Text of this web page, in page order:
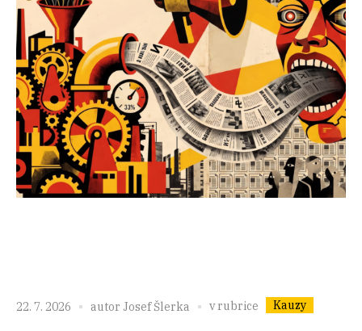
22. 7. 2026 autor Josef Šlerka v rubrice Kauzy